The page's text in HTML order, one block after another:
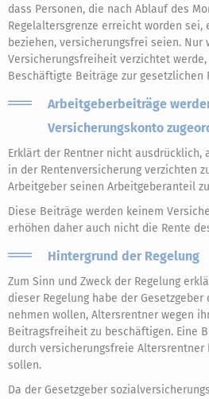
dass Personen, die nach Ablauf des
Regelaltersgrenze erreicht worden sei,
beziehen, versicherungsfrei seien. Nur
Versicherungsfreiheit verzichtet
Beschäftigte Beiträge zur gesetzlichen
Arbeitgeberbeiträge
Versicherungskonto
Erklärt der Rentner nicht
in der Rentenversicherung verzichten
Arbeitgeber seinen Arbeitgeberanteil
Diese Beiträge werden keinem
erhöhen daher auch nicht die Rente
Hintergrund der Regelung
Zum Sinn und Zweck der Regelung
dieser Regelung habe der
nehmen wollen, Altersrentner wegen
Beitragsfreiheit zu beschäftigen. Eine
durch versicherungsfreie Altersrentner
sollen.
Da der Gesetzgeber